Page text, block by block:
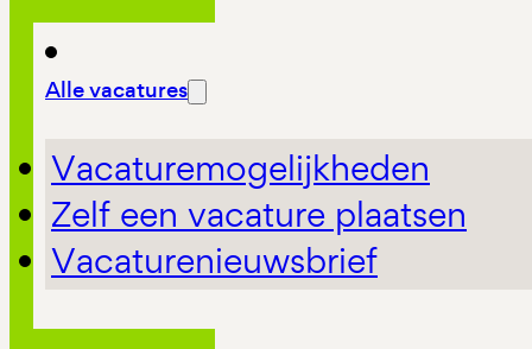
Alle vacatures
Vacaturemogelijkheden
Zelf een vacature plaatsen
Vacaturenieuwsbrief